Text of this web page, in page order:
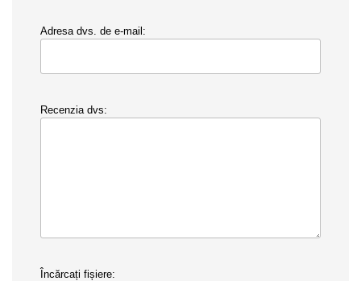
Adresa dvs. de e-mail:
Recenzia dvs:
Încărcați fișiere: